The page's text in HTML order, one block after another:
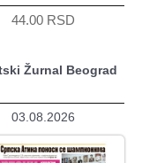
44.00 RSD
Žurnal Beograd
03.08.2026